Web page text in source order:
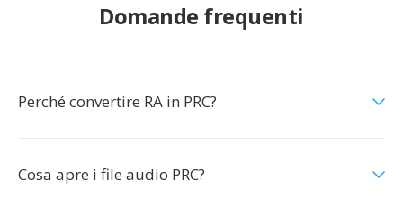
Domande frequenti
Perché convertire RA in PRC?
Cosa apre i file audio PRC?